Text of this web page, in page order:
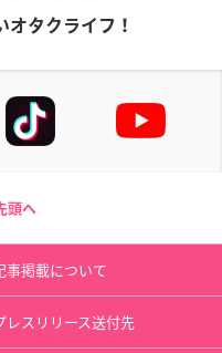
オタクライフ！
頭へ
事掲載について
レスリリース送付先